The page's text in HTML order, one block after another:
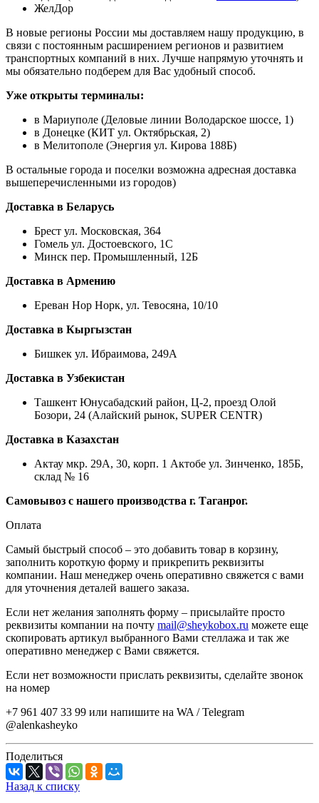
ЖелДор
В новые регионы России мы доставляем нашу продукцию, в
связи с постоянным расширением регионов и развитием
транспортных компаний в них. Лучше напрямую уточнять и
мы обязательно подберем для Вас удобный способ.
Уже открыты терминалы:
в Мариуполе (Деловые линии Володарское шоссе, 1)
в Донецке (КИТ ул. Октябрьская, 2)
в Мелитополе (Энергия ул. Кирова 188Б)
В остальные города и поселки возможна адресная доставка
вышеперечисленными из городов)
Доставка в Беларусь
Брест ул. Московская, 364
Гомель ул. Достоевского, 1С
Минск пер. Промышленный, 12Б
Доставка в Армению
Ереван Нор Норк, ул. Тевосяна, 10/10
Доставка в Кыргызстан
Бишкек ул. Ибраимова, 249А
Доставка в Узбекистан
Ташкент Юнусабадский район, Ц-2, проезд Олой
Бозори, 24 (Алайский рынок, SUPER CENTR)
Доставка в Казахстан
Актау мкр. 29А, 30, корп. 1 Актобе ул. Зинченко, 185Б,
склад № 16
Самовывоз с нашего производства г. Таганрог.
Оплата
Самый быстрый способ – это добавить товар в корзину,
заполнить короткую форму и прикрепить реквизиты
компании. Наш менеджер очень оперативно свяжется с вами
для уточнения деталей вашего заказа.
Если нет желания заполнять форму – присылайте просто
реквизиты компании на почту mail@sheykobox.ru можете еще
скопировать артикул выбранного Вами стеллажа и так же
оперативно менеджер с Вами свяжется.
Если нет возможности прислать реквизиты, сделайте звонок
на номер
+7 961 407 33 99 или напишите на WA / Telegram
@alenkasheyko
Поделиться
Назад к списку